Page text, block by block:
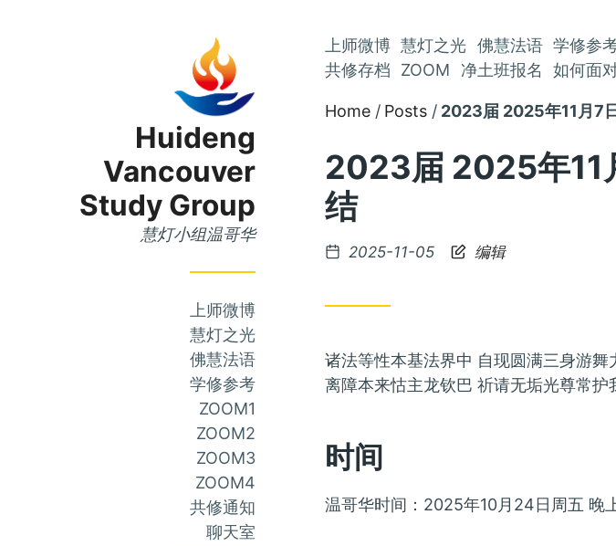
Huideng
Vancouver
Study Group
慧灯小组温哥华
上师微博
慧灯之光
佛慧法语
学修参考
ZOOM1
ZOOM2
ZOOM3
ZOOM4
共修通知
聊天室
Skip
Content
上师微博 慧灯之光 佛慧法语 学修参
共修存档
ZOOM 净土班报名 如何面
Home Posts 2023届 2025年11月7
2023届 2025年11
结
Posted
2025-11-05 编辑
诸法等性本基法界中 自现圆满三身游舞
离障本来怙主龙钦巴 祈请无垢光尊常护
时间
温哥华时间：2025年10月24日周五 晚